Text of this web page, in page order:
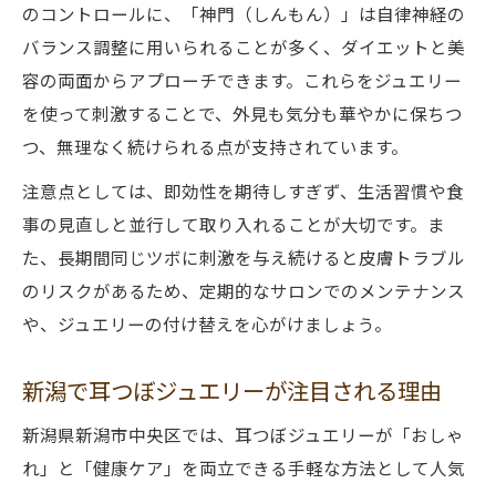
のコントロールに、「神門（しんもん）」は自律神経の
バランス調整に用いられることが多く、ダイエットと美
容の両面からアプローチできます。これらをジュエリー
を使って刺激することで、外見も気分も華やかに保ちつ
つ、無理なく続けられる点が支持されています。
注意点としては、即効性を期待しすぎず、生活習慣や食
事の見直しと並行して取り入れることが大切です。ま
た、長期間同じツボに刺激を与え続けると皮膚トラブル
のリスクがあるため、定期的なサロンでのメンテナンス
や、ジュエリーの付け替えを心がけましょう。
新潟で耳つぼジュエリーが注目される理由
新潟県新潟市中央区では、耳つぼジュエリーが「おしゃ
れ」と「健康ケア」を両立できる手軽な方法として人気